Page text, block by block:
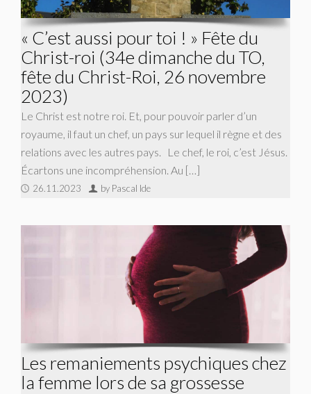
« C’est aussi pour toi ! » Fête du
Christ-roi (34e dimanche du TO,
fête du Christ-Roi, 26 novembre
2023)
Le Christ est notre roi. Et, pour pouvoir parler d’un
royaume, il faut un chef, un pays sur lequel il règne et des
relations avec les autres pays. Le chef, le roi, c’est Jésus.
Écartons une incompréhension. Au […]
26.11.2023 by Pascal Ide
Les remaniements psychiques chez
la femme lors de sa grossesse